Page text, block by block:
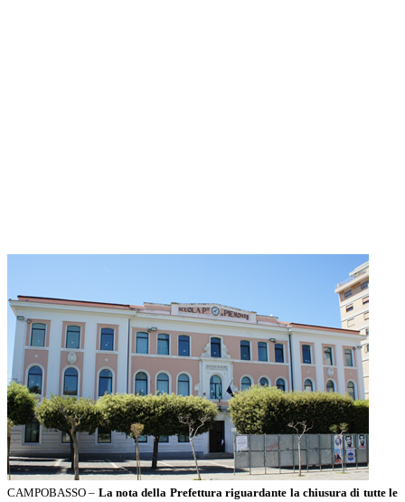
CAMPOBASSO – La nota della Prefettura riguardante la chiusura di tutte le